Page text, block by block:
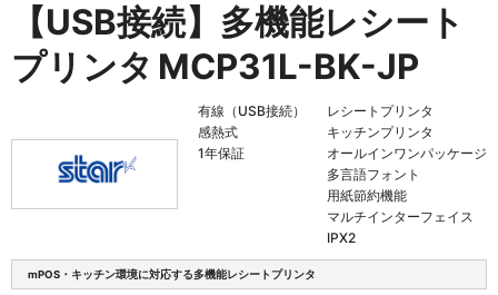
【USB接続】多機能レシート
プリンタ MCP31L-BK-JP
有線（USB接続）
感熱式
1年保証
レシートプリンタ
キッチンプリンタ
オールインワンパッケージ
多言語フォント
用紙節約機能
マルチインターフェイス
IPX2
mPOS・キッチン環境に対応する多機能レシートプリンタ